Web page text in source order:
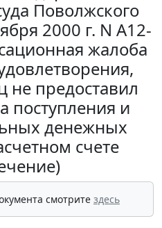
Поволжского
2000 г. N А12-
жалоба
не предоставил
поступления и
денежных
счете
смотрите здесь